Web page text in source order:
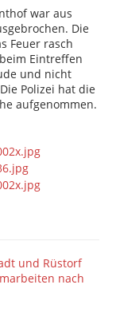
war aus
Die
Feuer rasch
Eintreffen
und nicht
Polizei hat die
aufgenommen.
und Rüstorf
nach